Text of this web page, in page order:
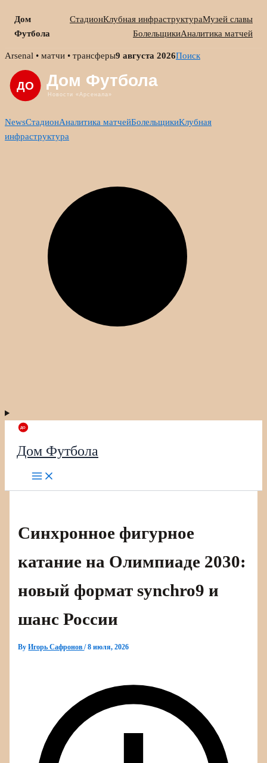
Дом
Футбола
СтадионКлубная инфраструктураМузей славы
БолельщикиАналитика матчей
Skip
content
Arsenal • матчи • трансферы9 августа 2026Поиск
NewsСтадионАналитика матчейБолельщикиКлубная
инфраструктура
Дом Футбола
Синхронное фигурное
катание на Олимпиаде 2030:
новый формат synchro9 и
шанс России
ByИгорь Сафронов/8 июля, 2026